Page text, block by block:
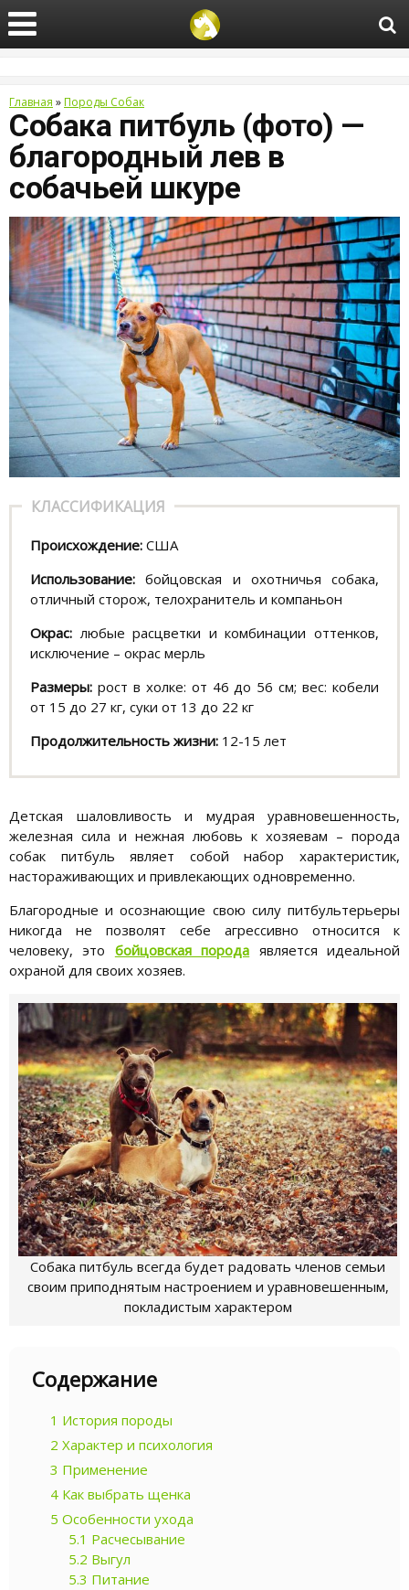
Главная »Породы Собак
Собака питбуль (фото) —
благородный лев в
собачьей шкуре
КЛАССИФИКАЦИЯ
Происхождение: США
Использование: бойцовская и охотничья собака,
отличный сторож, телохранитель и компаньон
Окрас: любые расцветки и комбинации оттенков,
исключение – окрас мерль
Размеры: рост в холке: от 46 до 56 см; вес: кобели
от 15 до 27 кг, суки от 13 до 22 кг
Продолжительность жизни: 12-15 лет
Детская шаловливость и мудрая уравновешенность,
железная сила и нежная любовь к хозяевам – порода
собак питбуль являет собой набор характеристик,
настораживающих и привлекающих одновременно.
Благородные и осознающие свою силу питбультерьеры
никогда не позволят себе агрессивно относится к
человеку, это бойцовская порода является идеальной
охраной для своих хозяев.
Собака питбуль всегда будет радовать членов семьи
своим приподнятым настроением и уравновешенным,
покладистым характером
Содержание
1 История породы
2 Характер и психология
3 Применение
4 Как выбрать щенка
5 Особенности ухода
5.1 Расчесывание
5.2 Выгул
5.3 Питание